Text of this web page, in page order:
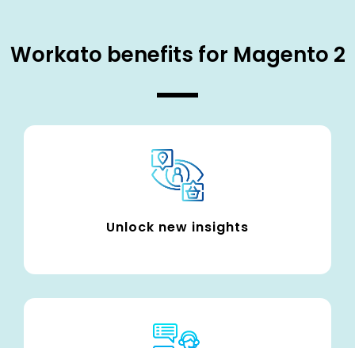
Workato benefits for Magento 2
Unlock new insights